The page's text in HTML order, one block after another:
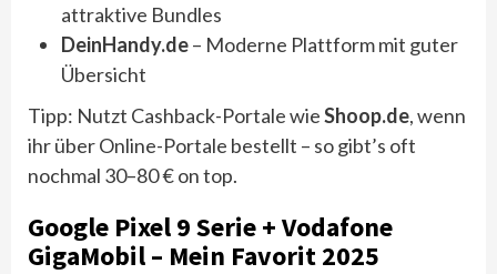
attraktive Bundles
DeinHandy.de– Moderne Plattform mit guter
Übersicht
Tipp: Nutzt Cashback-Portale wieShoop.de, wenn
ihr über Online-Portale bestellt – so gibt’s oft
nochmal 30–80 € on top.
Google Pixel 9 Serie + Vodafone
GigaMobil – Mein Favorit 2025